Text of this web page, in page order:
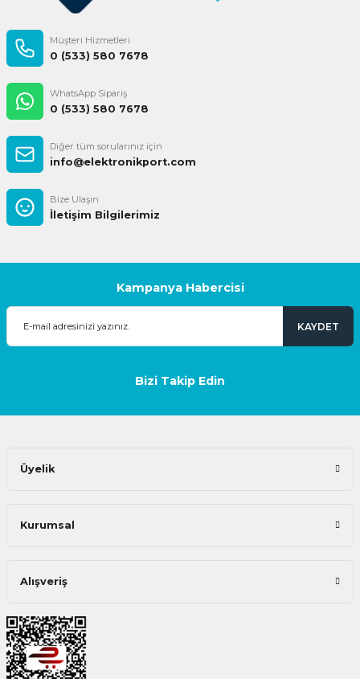
Müşteri Hizmetleri
0 (533) 580 7678
WhatsApp Sipariş
0 (533) 580 7678
Diğer tüm sorularınız için
info@elektronikport.com
Bize Ulaşın
İletişim Bilgilerimiz
Kampanya Habercisi
KAYDET
Bizi Takip Edin
Üyelik
Kurumsal
Alışveriş